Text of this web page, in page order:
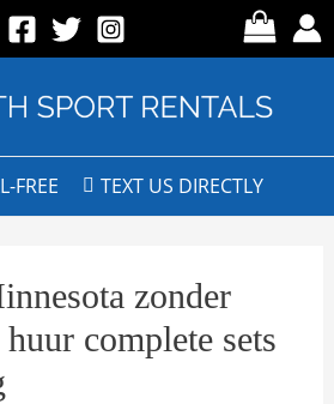
FREE TEXT US DIRECTLY
zonder
complete sets